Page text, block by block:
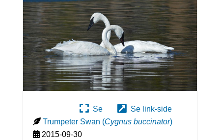
Se
Se link-side
Trumpeter Swan (Cygnus buccinator)
2015-09-30